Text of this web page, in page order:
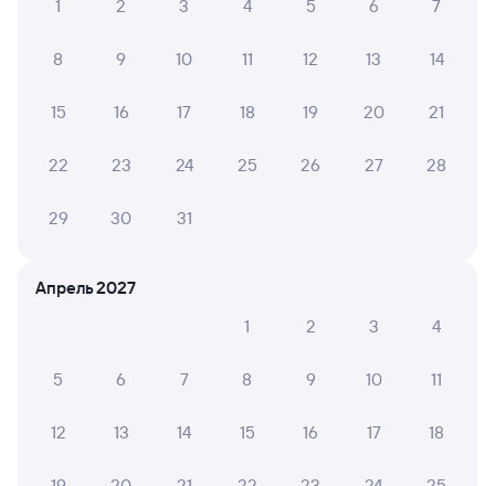
1
2 3 4 5 6 7
8 9 10 11 12 13 14
15 16 17 18 19 20 21
22 23 24 25 26 27 28
29 30 31
Апрель 2027
1
2 3 4
5 6 7 8 9 10 11
12 13 14 15 16 17 18